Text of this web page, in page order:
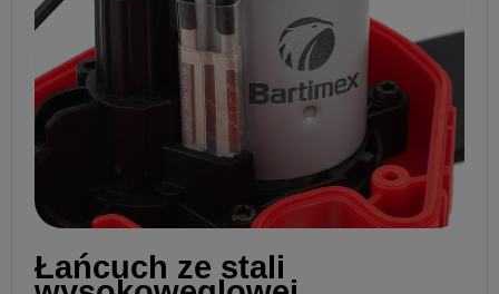
Łańcuch ze stali